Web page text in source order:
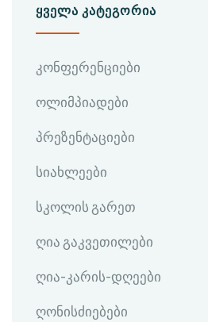
ᲧᲕᲔᲚᲐ ᲙᲐᲢᲔᲒᲝᲠᲘᲐ
კონფერენციები
ოლიმპიადები
პრეზენტაციები
სიახლეები
სკოლის გარეთ
ღია გაკვეთილები
ღია-კარის-დღეები
ღონისძიებები